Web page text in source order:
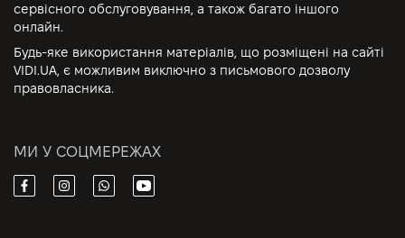
сервісного обслуговування, а також багато іншого
онлайн.
Будь-яке використання матеріалів, що розміщені на сайті
VIDI.UA, є можливим виключно з письмового дозволу
правовласника.
МИ У СОЦМЕРЕЖАХ